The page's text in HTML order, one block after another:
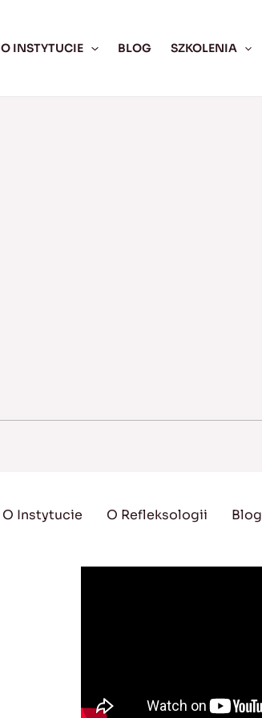
O INSTYTUCIE BLOG SZKOLENIA
O Instytucie O Refleksologii Blog